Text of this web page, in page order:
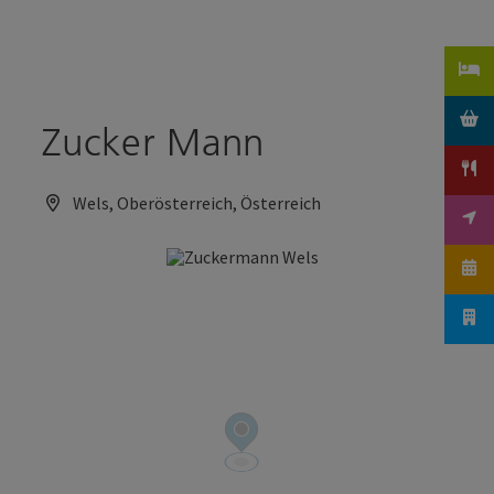
Zucker Mann
Wels, Oberösterreich, Österreich